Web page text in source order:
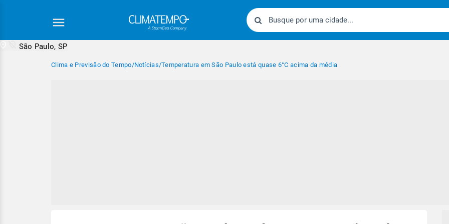
São Paulo, SP
Clima e Previsão do Tempo/Notícias/Temperatura em São Paulo está quase 6°C acima da média